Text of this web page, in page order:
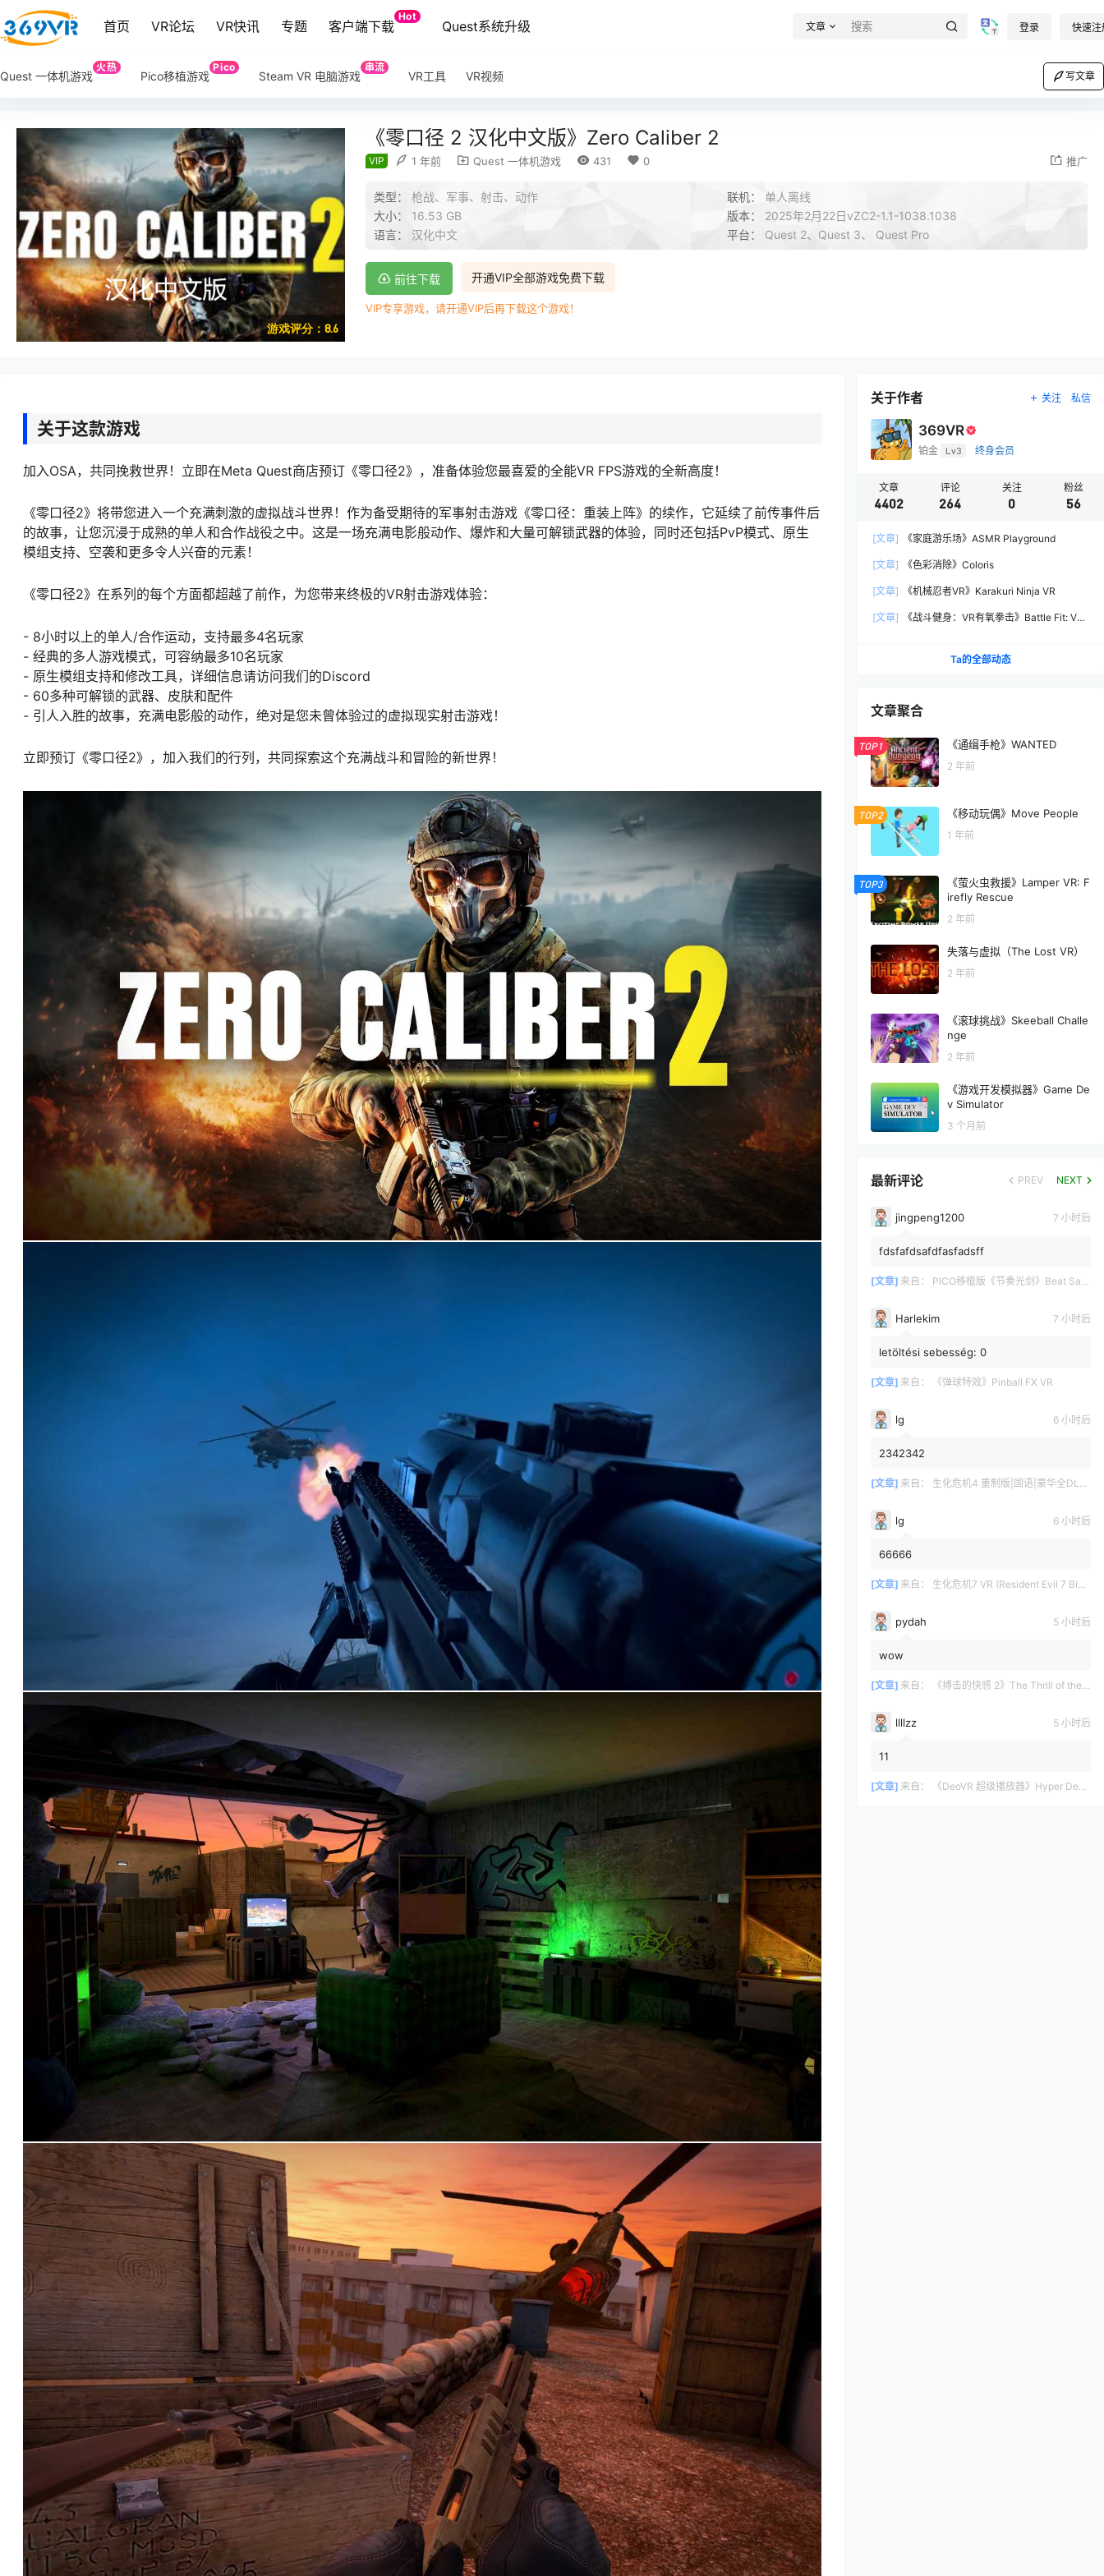
首页 VR论坛 VR快讯 专题 客户端下载
Hot
Quest系统升级 文章 登录 快速注
Quest 一体机游戏
火热
Pico移植游戏
Pico
Steam VR 电脑游戏
串流
VR工具 VR视频 写文章
游戏评分：8.6
《零口径 2 汉化中文版》Zero Caliber 2
VIP 1 年前 Quest 一体机游戏 431 0 推广
类型： 枪战、军事、射击、动作 联机： 单人离线
大小： 16.53 GB 版本： 2025年2月22日vZC2-1.1-1038.1038
语言： 汉化中文 平台： Quest 2、Quest 3、 Quest Pro
开通VIP全部游戏免费下载
前往下载
VIP专享游戏，请开通VIP后再下载这个游戏！
关于这款游戏
加入OSA，共同挽救世界！立即在Meta Quest商店预订《零口径2》，准备体验您最喜爱的全能VR FPS游戏的全新高度！
《零口径2》将带您进入一个充满刺激的虚拟战斗世界！作为备受期待的军事射击游戏《零口径：重装上阵》的续作，它延续了前传事件后
的故事，让您沉浸于成熟的单人和合作战役之中。这是一场充满电影般动作、爆炸和大量可解锁武器的体验，同时还包括PvP模式、原生
模组支持、空袭和更多令人兴奋的元素！
《零口径2》在系列的每个方面都超越了前作，为您带来终极的VR射击游戏体验：
- 8小时以上的单人/合作运动，支持最多4名玩家
- 经典的多人游戏模式，可容纳最多10名玩家
- 原生模组支持和修改工具，详细信息请访问我们的Discord
- 60多种可解锁的武器、皮肤和配件
- 引人入胜的故事，充满电影般的动作，绝对是您未曾体验过的虚拟现实射击游戏！
立即预订《零口径2》，加入我们的行列，共同探索这个充满战斗和冒险的新世界！
关于作者 关注 私信
369VR
铂金 Lv3 终身会员
文章
4402
评论
264
关注
0
粉丝
56
[文章] 《家庭游乐场》ASMR Playground
[文章] 《色彩消除》Coloris
[文章] 《机械忍者VR》Karakuri Ninja VR
[文章]
《战斗健身：VR有氧拳击》Battle Fit: VR
Ta的全部动态
文章聚合
TOP1 《通缉手枪》WANTED
2 年前
TOP2 《移动玩偶》Move People
1 年前
TOP3
《萤火虫救援》Lamper VR: F
irefly Rescue
2 年前
失落与虚拟（The Lost VR）
2 年前
《滚球挑战》Skeeball Challe
nge
2 年前
《游戏开发模拟器》Game De
v Simulator
3 个月前
最新评论 PREV NEXT
jingpeng1200 7 小时后
fdsfafdsafdfasfadsff
[文章] 来自： PICO移植版《节奏光剑》Beat Saber 一体机游戏
Harlekim 7 小时后
letöltési sebesség: 0
[文章] 来自： 《弹球特效》Pinball FX VR
lg 6 小时后
2342342
[文章] 来自： 生化危机4 重制版|国语|豪华全DLC（Resident Evil 4 VR）
lg 6 小时后
66666
[文章] 来自： 生化危机7 VR (Resident Evil 7 Biohazard VR)
pydah 5 小时后
wow
[文章] 来自： 《搏击的快感 2》The Thrill of the Fight 2
llllzz 5 小时后
11
[文章] 来自： 《DeoVR 超级播放器》Hyper DeoVR – VR Video Streaming